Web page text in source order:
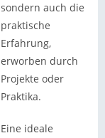
sondern auch die
praktische
Erfahrung,
erworben durch
Projekte oder
Praktika.
Eine ideale